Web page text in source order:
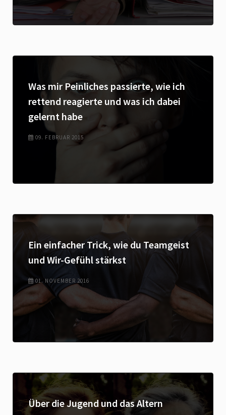
Was mir Peinliches passierte, wie ich
rettend reagierte und was ich dabei
gelernt habe
09. FEBRUAR 2015
Ein einfacher Trick, wie du Teamgeist
und Wir-Gefühl stärkst
01. NOVEMBER 2016
Über die Jugend und das Altern